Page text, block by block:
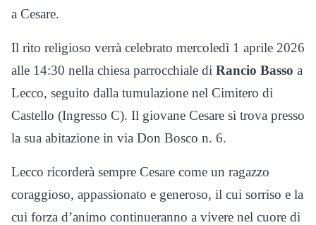
a Cesare.
Il rito religioso verrà celebrato mercoledì 1 aprile 2026
alle 14:30 nella chiesa parrocchiale di Rancio Basso a
Lecco, seguito dalla tumulazione nel Cimitero di
Castello (Ingresso C). Il giovane Cesare si trova presso
la sua abitazione in via Don Bosco n. 6.
Lecco ricorderà sempre Cesare come un ragazzo
coraggioso, appassionato e generoso, il cui sorriso e la
cui forza d’animo continueranno a vivere nel cuore di